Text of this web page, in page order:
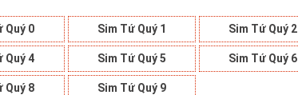
Quý 0 Sim Tứ Quý 1 Sim Tứ Quý 2
Quý 4 Sim Tứ Quý 5 Sim Tứ Quý 6
Quý 8 Sim Tứ Quý 9